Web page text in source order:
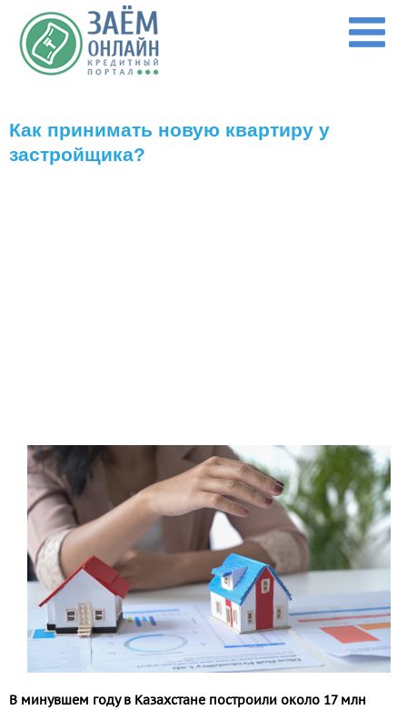
Перейти к основному содержанию
Как принимать новую квартиру у
застройщика?
В минувшем году в Казахстане построили около 17 млн